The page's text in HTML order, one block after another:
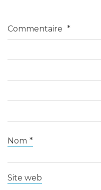
Commentaire *
Nom *
Site web